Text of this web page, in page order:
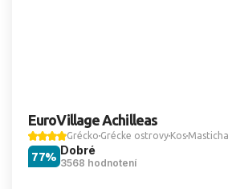
EuroVillage Achilleas
Grécko Grécke ostrovy Kos
Dobré
3568 hodnotení
77%